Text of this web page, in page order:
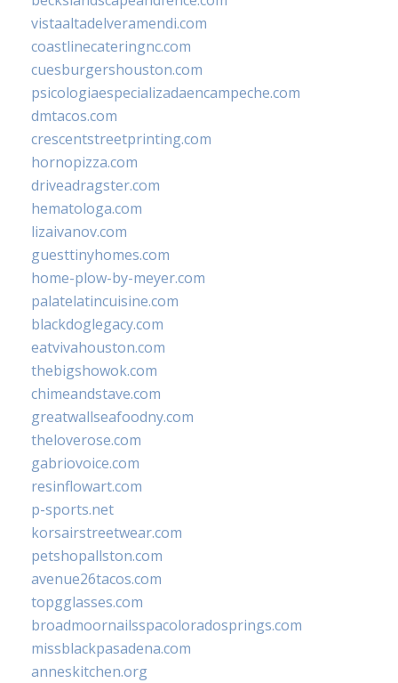
vistaaltadelveramendi.com
coastlinecateringnc.com
cuesburgershouston.com
psicologiaespecializadaencampeche.com
dmtacos.com
crescentstreetprinting.com
hornopizza.com
driveadragster.com
hematologa.com
lizaivanov.com
guesttinyhomes.com
home-plow-by-meyer.com
palatelatincuisine.com
blackdoglegacy.com
eatvivahouston.com
thebigshowok.com
chimeandstave.com
greatwallseafoodny.com
theloverose.com
gabriovoice.com
resinflowart.com
p-sports.net
korsairstreetwear.com
petshopallston.com
avenue26tacos.com
topgglasses.com
broadmoornailsspacoloradosprings.com
missblackpasadena.com
anneskitchen.org